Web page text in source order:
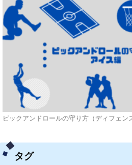
ピックアンドロールの守り方（ディフェ
タグ